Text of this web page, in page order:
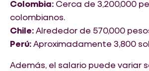
Colombia: Cerca de 3,200,000
colombianos.
Chile:Alrededor de 570,000
Perú:Aproximadamente 3,800
Además, el salario puede variar